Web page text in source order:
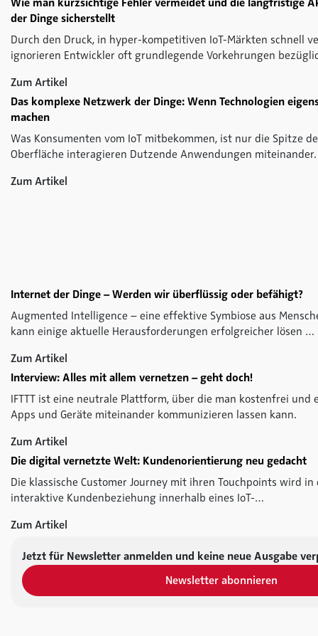
Wie man kurzsichtige Fehler vermeidet und die langfristige
der Dinge sicherstellt
Durch den Druck, in hyper-kompetitiven IoT-Märkten schnell
ignorieren Entwickler oft grundlegende Vorkehrungen
Zum Artikel
Das komplexe Netzwerk der Dinge: Wenn Technologien
machen
Was Konsumenten vom IoT mitbekommen, ist nur die Spitze
Oberfläche interagieren Dutzende Anwendungen miteinander.
Zum Artikel
Internet der Dinge – Werden wir überflüssig oder befähigt?
Augmented Intelligence – eine effektive Symbiose aus
kann einige aktuelle Herausforderungen erfolgreicher lösen …
Zum Artikel
Interview: Alles mit allem vernetzen – geht doch!
IFTTT ist eine neutrale Plattform, über die man kostenfrei und
Apps und Geräte miteinander kommunizieren lassen kann.
Zum Artikel
Die digital vernetzte Welt: Kundenorientierung neu gedacht
Die klassische Customer Journey mit ihren Touchpoints wird
interaktive Kundenbeziehung innerhalb eines IoT-…
Zum Artikel
Jetzt für Newsletter anmelden und keine neue Ausgabe
Newsletter abonnieren